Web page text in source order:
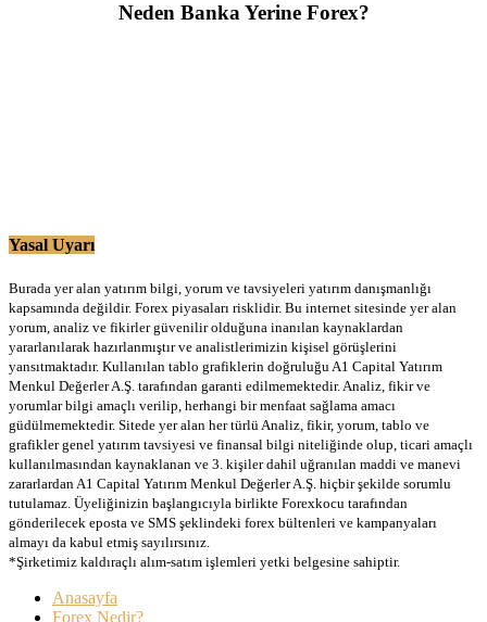
Neden Banka Yerine Forex?
Yasal Uyarı
Burada yer alan yatırım bilgi, yorum ve tavsiyeleri yatırım danışmanlığı
kapsamında değildir. Forex piyasaları risklidir. Bu internet sitesinde yer alan
yorum, analiz ve fikirler güvenilir olduğuna inanılan kaynaklardan
yararlanılarak hazırlanmıştır ve analistlerimizin kişisel görüşlerini
yansıtmaktadır. Kullanılan tablo grafiklerin doğruluğu A1 Capital Yatırım
Menkul Değerler A.Ş. tarafından garanti edilmemektedir. Analiz, fikir ve
yorumlar bilgi amaçlı verilip, herhangi bir menfaat sağlama amacı
güdülmemektedir. Sitede yer alan her türlü Analiz, fikir, yorum, tablo ve
grafikler genel yatırım tavsiyesi ve finansal bilgi niteliğinde olup, ticari amaçlı
kullanılmasından kaynaklanan ve 3. kişiler dahil uğranılan maddi ve manevi
zararlardan A1 Capital Yatırım Menkul Değerler A.Ş. hiçbir şekilde sorumlu
tutulamaz. Üyeliğinizin başlangıcıyla birlikte Forexkocu tarafından
gönderilecek eposta ve SMS şeklindeki forex bültenleri ve kampanyaları
almayı da kabul etmiş sayılırsınız.
*Şirketimiz kaldıraçlı alım-satım işlemleri yetki belgesine sahiptir.
Anasayfa
Forex Nedir?